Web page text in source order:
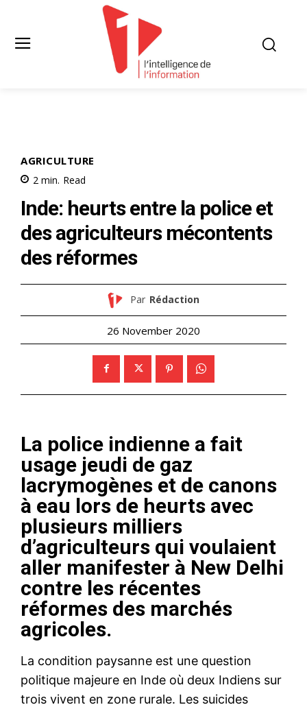
AGRICULTURE
2 min. Read
Inde: heurts entre la police et
des agriculteurs mécontents
des réformes
Par Rédaction
26 November 2020
La police indienne a fait
usage jeudi de gaz
lacrymogènes et de canons
à eau lors de heurts avec
plusieurs milliers
d’agriculteurs qui voulaient
aller manifester à New Delhi
contre les récentes
réformes des marchés
agricoles.
La condition paysanne est une question
politique majeure en Inde où deux Indiens sur
trois vivent en zone rurale. Les suicides